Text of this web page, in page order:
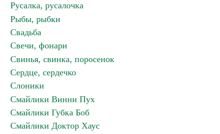
Русалка, русалочка
Рыбы, рыбки
Свадьба
Свечи, фонари
Свинья, свинка, поросенок
Сердце, сердечко
Слоники
Смайлики Винни Пух
Смайлики Губка Боб
Смайлики Доктор Хаус